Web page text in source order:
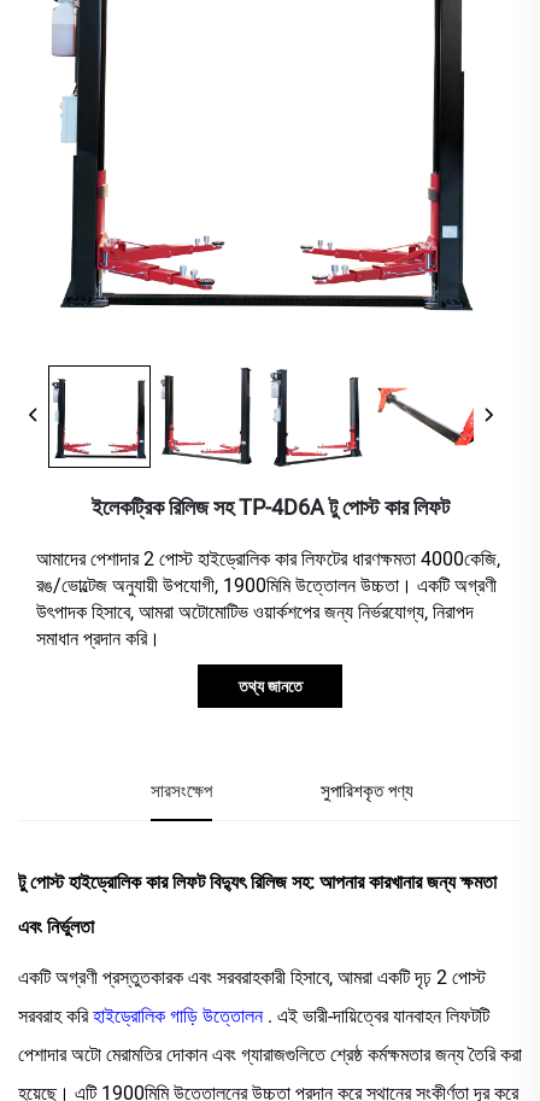
ইলেকট্রিক রিলিজ সহ TP-4D6A টু পোস্ট কার লিফট
আমাদের পেশাদার 2 পোস্ট হাইড্রোলিক কার লিফটের ধারণক্ষমতা 4000কেজি,
রঙ/ভোল্টেজ অনুযায়ী উপযোগী, 1900মিমি উত্তোলন উচ্চতা। একটি অগ্রণী
উৎপাদক হিসাবে, আমরা অটোমোটিভ ওয়ার্কশপের জন্য নির্ভরযোগ্য, নিরাপদ
সমাধান প্রদান করি।
তথ্য জানতে
সারসংক্ষেপ সুপারিশকৃত পণ্য
টু পোস্ট হাইড্রোলিক কার লিফট বিদ্যুৎ রিলিজ সহ: আপনার কারখানার জন্য ক্ষমতা
এবং নির্ভুলতা
একটি অগ্রণী প্রস্তুতকারক এবং সরবরাহকারী হিসাবে, আমরা একটি দৃঢ় 2 পোস্ট
সরবরাহ করিহাইড্রোলিক গাড়ি উত্তোলন . এই ভারী-দায়িত্বের যানবাহন লিফটটি
পেশাদার অটো মেরামতির দোকান এবং গ্যারাজগুলিতে শ্রেষ্ঠ কর্মক্ষমতার জন্য তৈরি করা
হয়েছে। এটি 1900মিমি উত্তোলনের উচ্চতা প্রদান করে স্থানের সংকীর্ণতা দূর করে